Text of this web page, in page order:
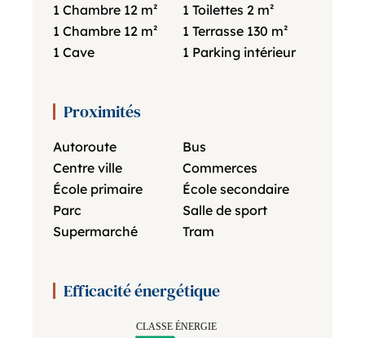
1 Chambre 12 m² 1 Toilettes 2 m²
1 Chambre 12 m² 1 Terrasse 130 m²
1 Cave
1 Parking intérieur
Proximités
Autoroute
Bus
Centre ville
Commerces
École primaire
École secondaire
Parc
Salle de sport
Supermarché
Tram
Efficacité énergétique